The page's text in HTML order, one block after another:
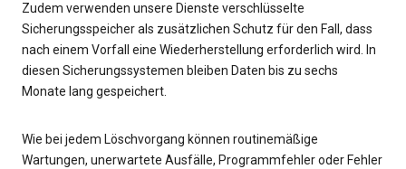
Zudem verwenden unsere Dienste verschlüsselte
Sicherungsspeicher als zusätzlichen Schutz für den Fall, dass
nach einem Vorfall eine Wiederherstellung erforderlich wird. In
diesen Sicherungssystemen bleiben Daten bis zu sechs
Monate lang gespeichert.
Wie bei jedem Löschvorgang können routinemäßige
Wartungen, unerwartete Ausfälle, Programmfehler oder Fehler